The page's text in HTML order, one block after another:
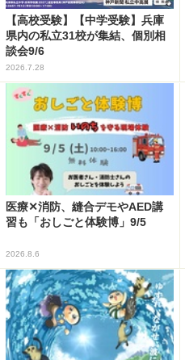
【高校受験】【中学受験】兵庫
県内の私立31校が集結、個別相
談会9/6
2026.7.28
医療✕消防、縫合デモやAED講
習も「おしごと体験博」9/5
2026.8.6